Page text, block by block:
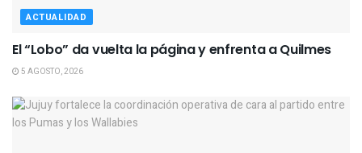
ACTUALIDAD
El “Lobo” da vuelta la página y enfrenta a Quilmes
5 AGOSTO, 2026